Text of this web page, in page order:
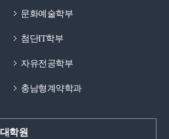
문화예술학부
첨단IT학부
자유전공학부
충남형계약학과
대학원